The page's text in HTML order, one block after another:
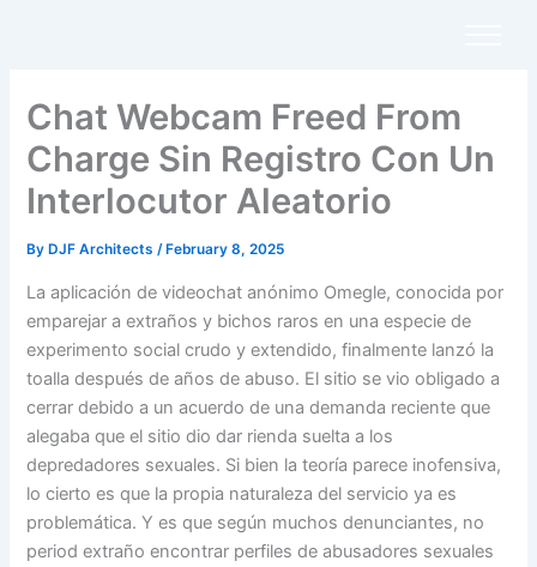
Chat Webcam Freed From
Charge Sin Registro Con Un
Interlocutor Aleatorio
By DJF Architects/ February 8, 2025
La aplicación de videochat anónimo Omegle, conocida por
emparejar a extraños y bichos raros en una especie de
experimento social crudo y extendido, finalmente lanzó la
toalla después de años de abuso. El sitio se vio obligado a
cerrar debido a un acuerdo de una demanda reciente que
alegaba que el sitio dio dar rienda suelta a los
depredadores sexuales. Si bien la teoría parece inofensiva,
lo cierto es que la propia naturaleza del servicio ya es
problemática. Y es que según muchos denunciantes, no
period extraño encontrar perfiles de abusadores sexuales